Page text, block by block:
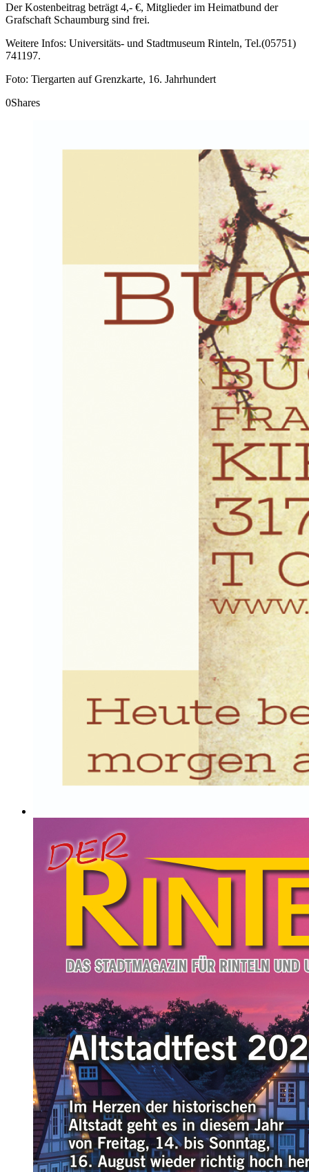
Der Kostenbeitrag beträgt 4,- €, Mitglieder im Heimatbund der
Grafschaft Schaumburg sind frei.
Weitere Infos: Universitäts- und Stadtmuseum Rinteln, Tel.(05751)
741197.
Foto: Tiergarten auf Grenzkarte, 16. Jahrhundert
0Shares